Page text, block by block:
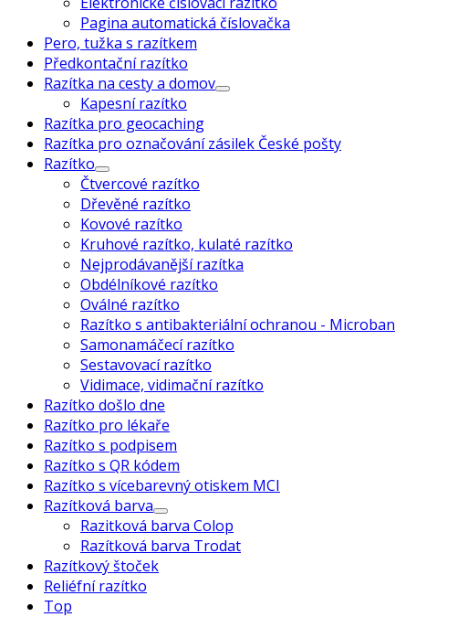
Pagina automatická číslovačka
Pero, tužka s razítkem
Předkontační razítko
Razítka na cesty a domov
Kapesní razítko
Razítka pro geocaching
Razítka pro označování zásilek České pošty
Razítko
Čtvercové razítko
Dřevěné razítko
Kovové razítko
Kruhové razítko, kulaté razítko
Nejprodávanější razítka
Obdélníkové razítko
Oválné razítko
Razítko s antibakteriální ochranou - Microban
Samonamáčecí razítko
Sestavovací razítko
Vidimace, vidimační razítko
Razítko došlo dne
Razítko pro lékaře
Razítko s podpisem
Razítko s QR kódem
Razítko s vícebarevný otiskem MCI
Razítková barva
Razitková barva Colop
Razítková barva Trodat
Razítkový štoček
Reliéfní razítko
Top